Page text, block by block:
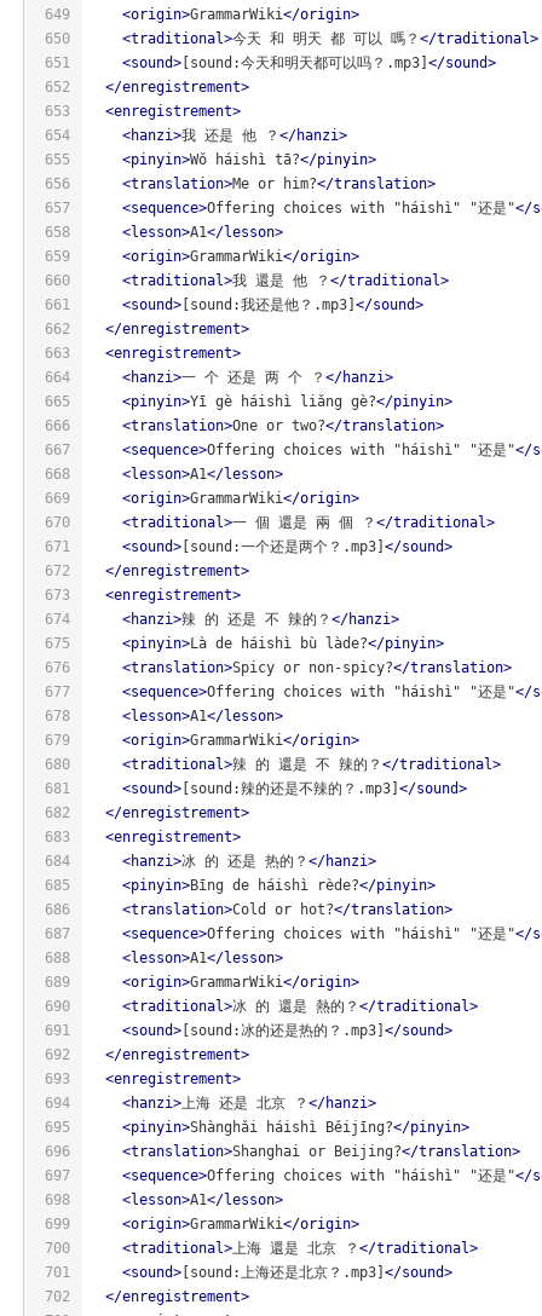
649
650
651
652
653
654
655
656
657
658
659
660
661
662
663
664
665
666
667
668
669
670
671
672
673
674
675
676
677
678
679
680
681
682
683
684
685
686
687
688
689
690
691
692
693
694
695
696
697
698
699
700
701
702
<origin>GrammarWiki</origin>
<traditional>今天 和 明天 都 可以 嗎？ </traditional>
<sound> [sound:今天和明天都可以吗？.mp3] </sound>
</enregistrement>
<enregistrement>
<hanzi>我 还是 他 ？ </hanzi>
<pinyin>Wǒ háishì tā?</pinyin>
<translation>Me or him?</translation>
<sequence>Offering choices with "háishì" "还是"</
<lesson>A1</lesson>
<origin>GrammarWiki</origin>
<traditional>我 還是 他 ？ </traditional>
<sound> [sound:我还是他？.mp3] </sound>
</enregistrement>
<enregistrement>
<hanzi>一 个 还是 两 个 ？ </hanzi>
<pinyin>Yī gè háishì liǎng gè?</pinyin>
<translation>One or two?</translation>
<sequence>Offering choices with "háishì" "还是"</
<lesson>A1</lesson>
<origin>GrammarWiki</origin>
<traditional>一 個 還是 兩 個 ？ </traditional>
<sound> [sound:一个还是两个？.mp3] </sound>
</enregistrement>
<enregistrement>
<hanzi>辣 的 还是 不 辣的？ </hanzi>
<pinyin>Là de háishì bù làde?</pinyin>
<translation>Spicy or non-spicy?</translation>
<sequence>Offering choices with "háishì" "还是"</
<lesson>A1</lesson>
<origin>GrammarWiki</origin>
<traditional>辣 的 還是 不 辣的？ </traditional>
<sound> [sound:辣的还是不辣的？.mp3] </sound>
</enregistrement>
<enregistrement>
<hanzi>冰 的 还是 热的？ </hanzi>
<pinyin>Bīng de háishì rède?</pinyin>
<translation>Cold or hot?</translation>
<sequence>Offering choices with "háishì" "还是"</
<lesson>A1</lesson>
<origin>GrammarWiki</origin>
<traditional>冰 的 還是 熱的？ </traditional>
<sound> [sound:冰的还是热的？.mp3] </sound>
</enregistrement>
<enregistrement>
<hanzi>上海 还是 北京 ？ </hanzi>
<pinyin>Shànghǎi háishì Běijīng?</pinyin>
<translation>Shanghai or Beijing?</translation>
<sequence>Offering choices with "háishì" "还是"</
<lesson>A1</lesson>
<origin>GrammarWiki</origin>
<traditional>上海 還是 北京 ？ </traditional>
<sound> [sound:上海还是北京？.mp3] </sound>
</enregistrement>